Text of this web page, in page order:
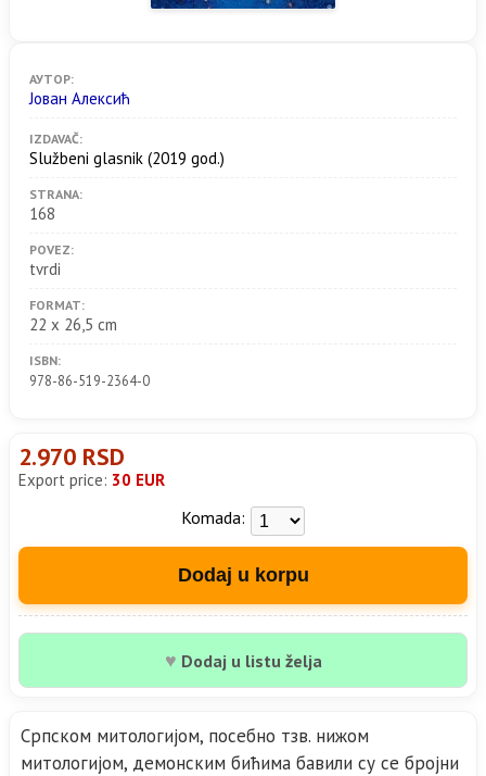
АУТОР:
Јован Алексић
IZDAVAČ:
Službeni glasnik (2019 god.)
STRANA:
168
POVEZ:
tvrdi
FORMAT:
22 x 26,5 cm
ISBN:
978-86-519-2364-0
2.970 RSD
Export price: 30 EUR
Komada:
Dodaj u korpu
♥ Dodaj u listu želja
Српском митологијом, посебно тзв. нижом
митологијом, демонским бићима бавили су се бројни